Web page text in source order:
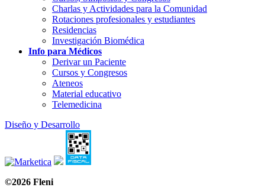
Charlas y Actividades para la Comunidad
Rotaciones profesionales y estudiantes
Residencias
Investigación Biomédica
Info para Médicos
Derivar un Paciente
Cursos y Congresos
Ateneos
Material educativo
Telemedicina
Diseño y Desarrollo
©2026 Fleni